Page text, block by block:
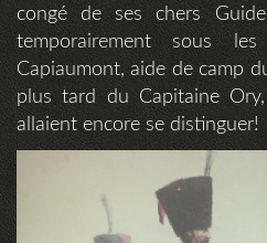
congé de ses chers
temporairement sous
Capiaumont, aide de camp
plus tard du Capitaine
allaient encore se distinguer!